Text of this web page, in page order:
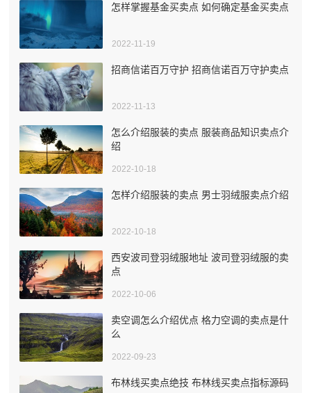
怎样掌握基金买卖点 如何确定基金买卖点
2022-11-19
招商信诺百万守护 招商信诺百万守护卖点
2022-11-13
怎么介绍服装的卖点 服装商品知识卖点介
绍
2022-10-18
怎样介绍服装的卖点 男士羽绒服卖点介绍
2022-10-18
西安波司登羽绒服地址 波司登羽绒服的卖
点
2022-10-06
卖空调怎么介绍优点 格力空调的卖点是什
么
2022-09-23
布林线买卖点绝技 布林线买卖点指标源码